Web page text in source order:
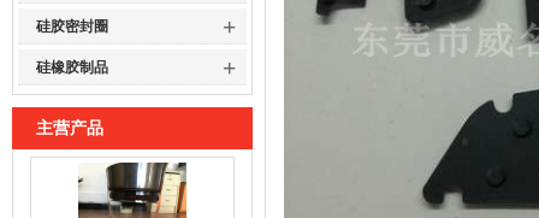
硅胶密封圈 +
硅橡胶制品 +
主营产品
玻璃瓶硅胶套